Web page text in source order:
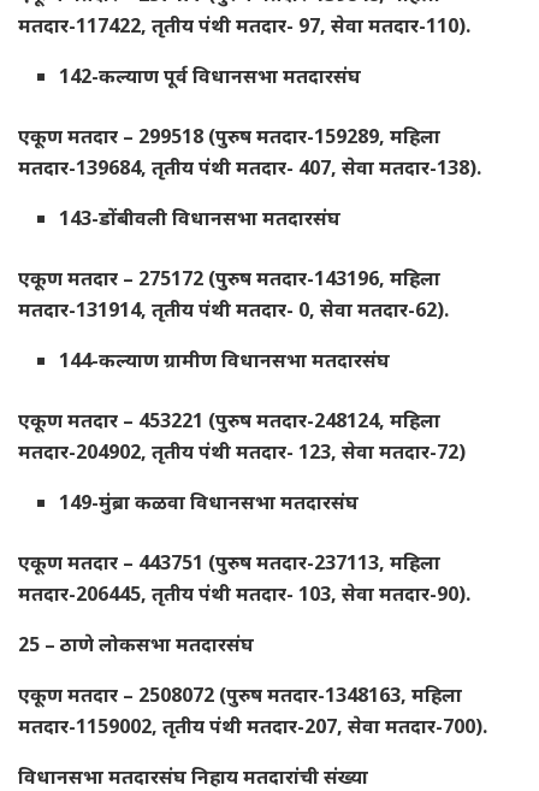
मतदार-117422, तृतीय पंथी मतदार- 97, सेवा मतदार-110).
142-कल्याण पूर्व विधानसभा मतदारसंघ
एकूण मतदार – 299518 (पुरुष मतदार-159289, महिला
मतदार-139684, तृतीय पंथी मतदार- 407, सेवा मतदार-138).
143-डोंबीवली विधानसभा मतदारसंघ
एकूण मतदार – 275172 (पुरुष मतदार-143196, महिला
मतदार-131914, तृतीय पंथी मतदार- 0, सेवा मतदार-62).
144-कल्याण ग्रामीण विधानसभा मतदारसंघ
एकूण मतदार – 453221 (पुरुष मतदार-248124, महिला
मतदार-204902, तृतीय पंथी मतदार- 123, सेवा मतदार-72)
149-मुंब्रा कळवा विधानसभा मतदारसंघ
एकूण मतदार – 443751 (पुरुष मतदार-237113, महिला
मतदार-206445, तृतीय पंथी मतदार- 103, सेवा मतदार-90).
25 – ठाणे लोकसभा मतदारसंघ
एकूण मतदार – 2508072 (पुरुष मतदार-1348163, महिला
मतदार-1159002, तृतीय पंथी मतदार-207, सेवा मतदार-700).
विधानसभा मतदारसंघ निहाय मतदारांची संख्या